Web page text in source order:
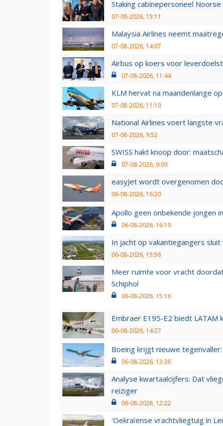
Staking cabinepersoneel
07-08-2026, 15:11
Malaysia Airlines neemt
07-08-2026, 14:07
Airbus op koers voor
07-08-2026, 11:44
KLM hervat na maandenlange
07-08-2026, 11:10
National Airlines voert langste
07-08-2026, 9:52
SWISS hakt knoop door:
07-08-2026, 9:09
easyJet wordt overgenomen
06-08-2026, 16:20
Apollo geen onbekende jongen
06-08-2026, 16:19
In jacht op vakantiegangers
06-08-2026, 15:56
Meer ruimte voor vracht
Schiphol
06-08-2026, 15:16
Embraer E195-E2 biedt LATAM
06-08-2026, 14:27
Boeing krijgt nieuwe
06-08-2026, 13:36
Analyse kwartaalcijfers: Dat
reiziger
06-08-2026, 12:22
'Oekraïense vrachtvliegtuig in